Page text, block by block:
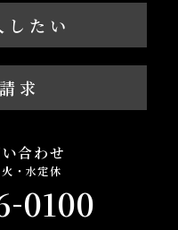
したい
求
合わせ
・水定休
-0100